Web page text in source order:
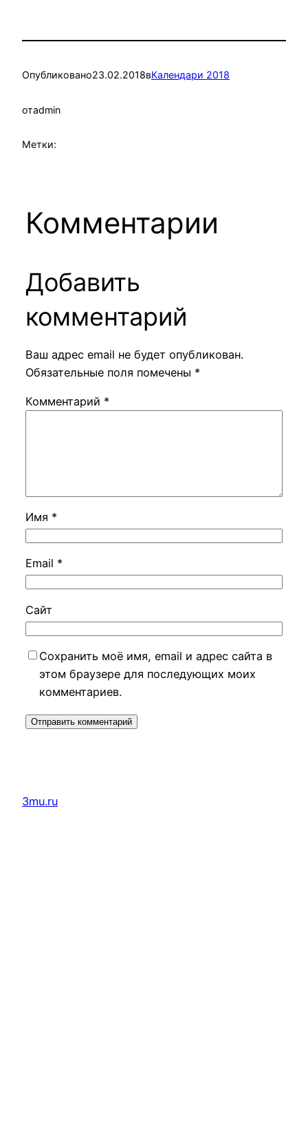
Опубликовано23.02.2018вКалендари 2018
отadmin
Метки:
Комментарии
Добавить
комментарий
Ваш адрес email не будет опубликован.
Обязательные поля помечены *
Комментарий *
Имя *
Email *
Сайт
Сохранить моё имя, email и адрес сайта в
этом браузере для последующих моих
комментариев.
3mu.ru